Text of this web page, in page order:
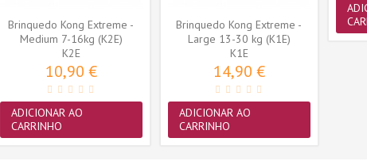
Brinquedo Kong Extreme -
Medium 7-16kg (K2E)
K2E
10,90 €
ADICIONAR AO
CARRINHO
Brinquedo Kong Extreme -
Large 13-30 kg (K1E)
K1E
14,90 €
ADICIONAR AO
CARRINHO